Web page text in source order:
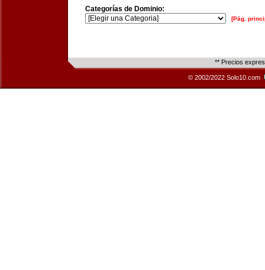
Categorías de Dominio:
[Pág.
** Precios
© 2002/2022 Solo10.com